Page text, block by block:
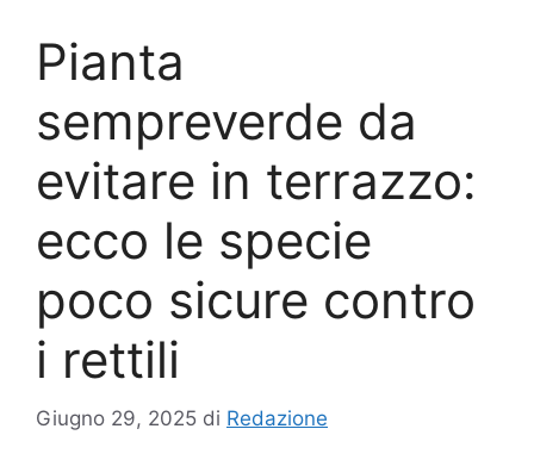
Pianta
sempreverde da
evitare in terrazzo:
ecco le specie
poco sicure contro
i rettili
Giugno 29, 2025 di Redazione